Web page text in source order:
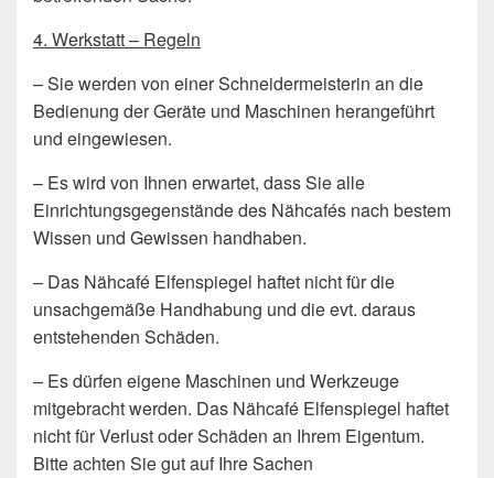
4. Werkstatt – Regeln
– Sie werden von einer Schneidermeisterin an die
Bedienung der Geräte und Maschinen herangeführt
und eingewiesen.
– Es wird von Ihnen erwartet, dass Sie alle
Einrichtungsgegenstände des Nähcafés nach bestem
Wissen und Gewissen handhaben.
– Das Nähcafé Elfenspiegel haftet nicht für die
unsachgemäße Handhabung und die evt. daraus
entstehenden Schäden.
– Es dürfen eigene Maschinen und Werkzeuge
mitgebracht werden. Das Nähcafé Elfenspiegel haftet
nicht für Verlust oder Schäden an Ihrem Eigentum.
Bitte achten Sie gut auf Ihre Sachen